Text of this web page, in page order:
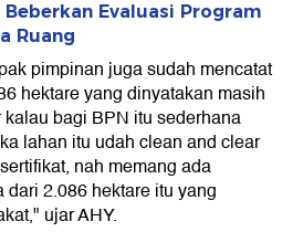
Beberkan Evaluasi Program
Ruang
pimpinan juga sudah mencatat
hektare yang dinyatakan masih
bagi BPN itu sederhana
lahan itu udah clean and clear
nah memang ada
2.086 hektare itu yang
ujar AHY.